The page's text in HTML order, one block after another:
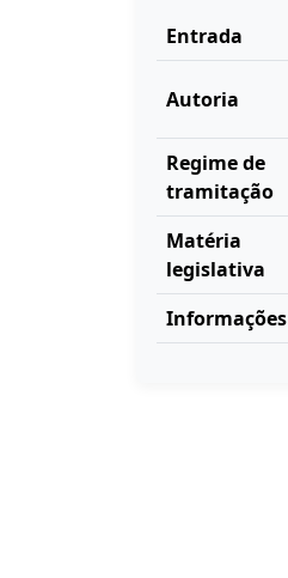
Entrada
Autoria
Regime de
tramitação
Matéria
legislativa
Informações